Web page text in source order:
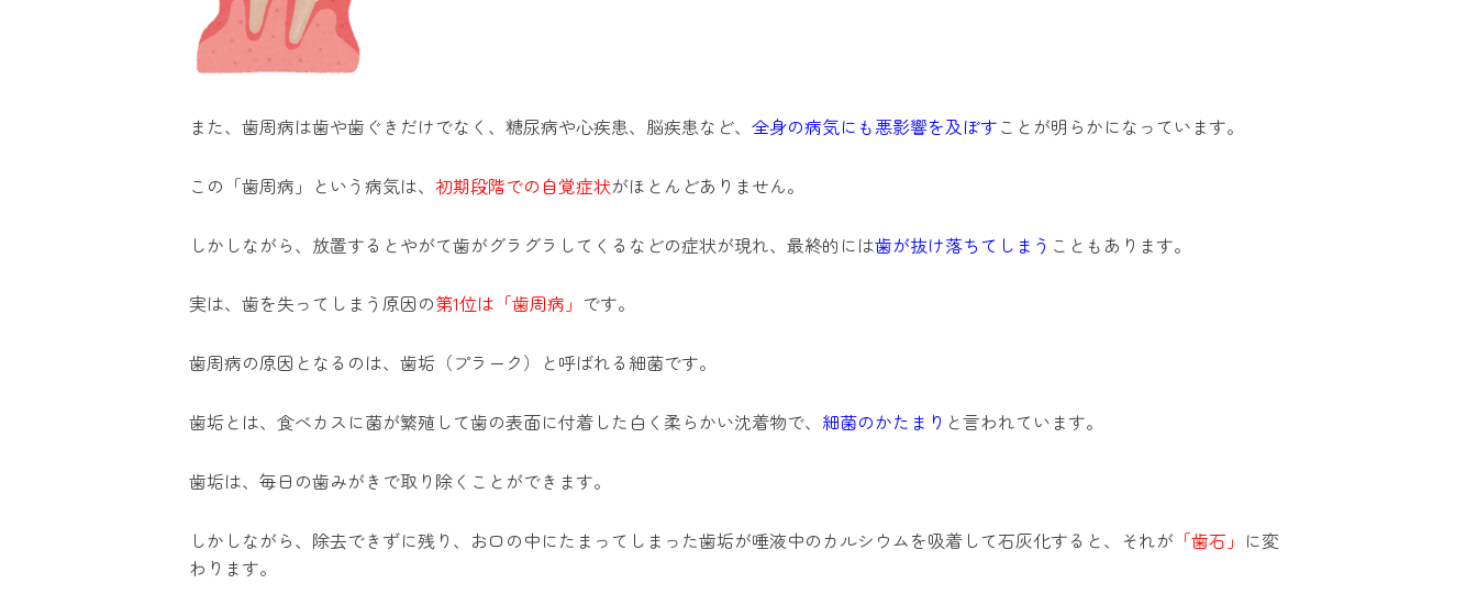
また、歯周病は歯や歯ぐきだけでなく、糖尿病や心疾患、脳疾患など、 全身の病気にも悪影響を及ぼすことが明らかになっています。
この「歯周病」という病気は、 初期段階での自覚症状がほとんどありません。
しかしながら、放置するとやがて歯がグラグラしてくるなどの症状が現れ、最終的には歯が抜け落ちてしまう こともあります。
実は、 歯を失ってしまう原因の第1位は 「歯周病」 です。
歯周病の原因となるのは、歯垢（プラーク）と呼ばれる細菌です。
歯垢とは、食べカスに菌が繁殖して歯の表面に付着した白く柔らかい沈着物で、 細菌のかたまり と言われています。
歯垢は、毎日の歯みがきで取り除くことができます。
しかしながら、除去できずに残り、お口の中にたまってしまった歯垢が唾液中のカルシウムを吸着して石灰化すると、それが 「歯石」 に変
わります。